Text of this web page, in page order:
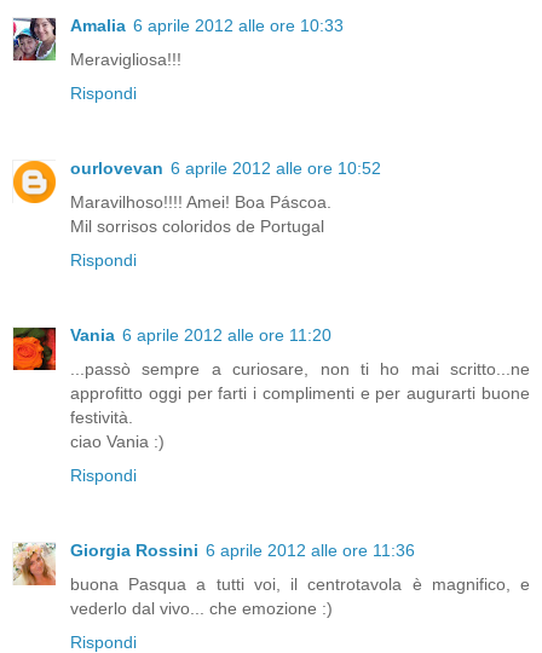
Amalia 6 aprile 2012 alle ore 10:33
Meravigliosa!!!
Rispondi
ourlovevan 6 aprile 2012 alle ore 10:52
Maravilhoso!!!! Amei! Boa Páscoa.
Mil sorrisos coloridos de Portugal
Rispondi
Vania 6 aprile 2012 alle ore 11:20
...passò sempre a curiosare, non ti ho mai scritto...ne
approfitto oggi per farti i complimenti e per augurarti buone
festività.
ciao Vania :)
Rispondi
Giorgia Rossini 6 aprile 2012 alle ore 11:36
buona Pasqua a tutti voi, il centrotavola è magnifico, e
vederlo dal vivo... che emozione :)
Rispondi